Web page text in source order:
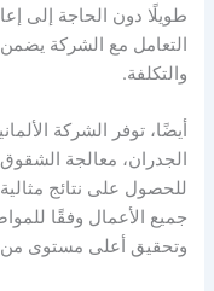
طويلًا دون الحاجة إلى
التعامل مع الشركة
والتكلفة.
أيضًا، توفر الشركة
الجدران، معالجة
للحصول على نتائج
جميع الأعمال وفقًا
وتحقيق أعلى مستوى من